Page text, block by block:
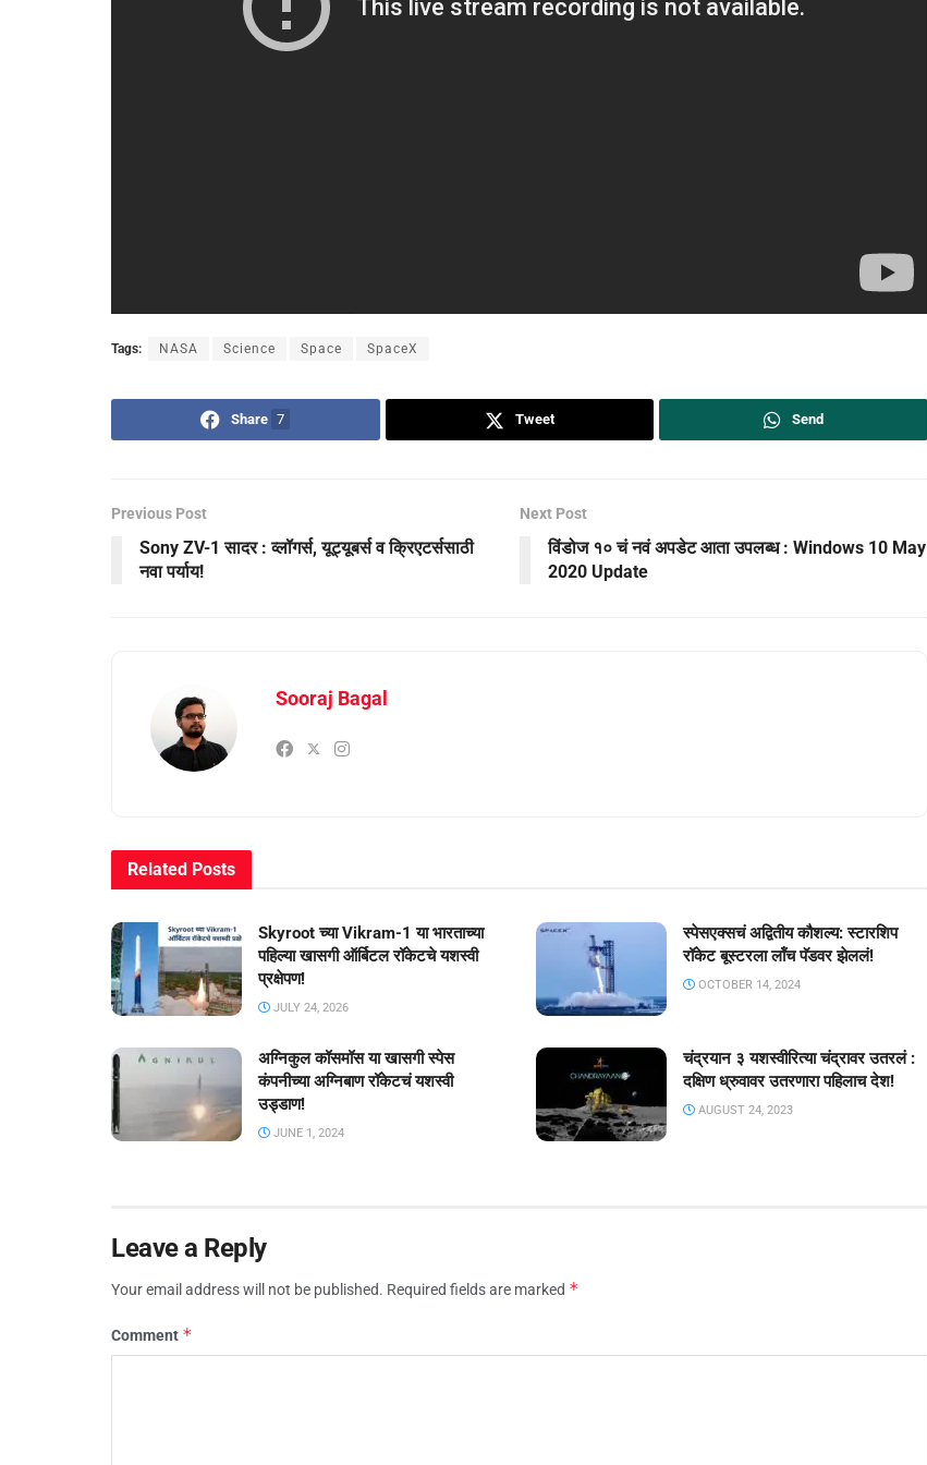
Tags: NASA Science Space SpaceX
Share 7 Tweet Send
Previous Post
Sony ZV-1 सादर : व्लॉगर्स, यूट्यूबर्स व क्रिएटर्ससाठी
नवा पर्याय!
Next Post
विंडोज १० चं नवं अपडेट आता उपलब्ध : Windows 10 May
2020 Update
Sooraj Bagal
Related Posts
Skyroot च्या Vikram-1 या भारताच्या
पहिल्या खासगी ऑर्बिटल रॉकेटचे यशस्वी
प्रक्षेपण!
JULY 24, 2026
स्पेसएक्सचं अद्वितीय कौशल्य: स्टारशिप
रॉकेट बूस्टरला लॉंच पॅडवर झेललं!
OCTOBER 14, 2024
अग्निकुल कॉसमॉस या खासगी स्पेस
कंपनीच्या अग्निबाण रॉकेटचं यशस्वी
उड्डाण!
JUNE 1, 2024
चंद्रयान ३ यशस्वीरित्या चंद्रावर उतरलं :
दक्षिण ध्रुवावर उतरणारा पहिलाच देश!
AUGUST 24, 2023
Leave a Reply
Your email address will not be published. Required fields are marked *
Comment *